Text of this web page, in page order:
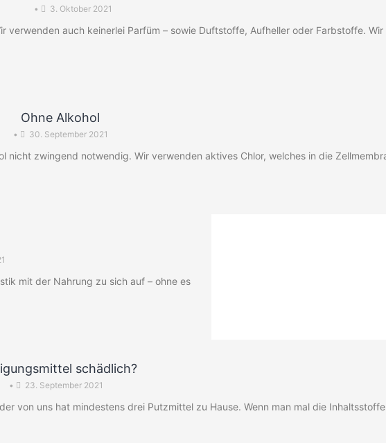
• 3. Oktober 2021
verwenden auch keinerlei Parfüm – sowie Duftstoffe, Aufheller oder Farbstoffe.
Ohne Alkohol
• 30. September 2021
nicht zwingend notwendig. Wir verwenden aktives Chlor, welches in die
mit der Nahrung zu sich auf – ohne es
schädlich?
• 23. September 2021
von uns hat mindestens drei Putzmittel zu Hause. Wenn man mal die Inhaltsstoffe